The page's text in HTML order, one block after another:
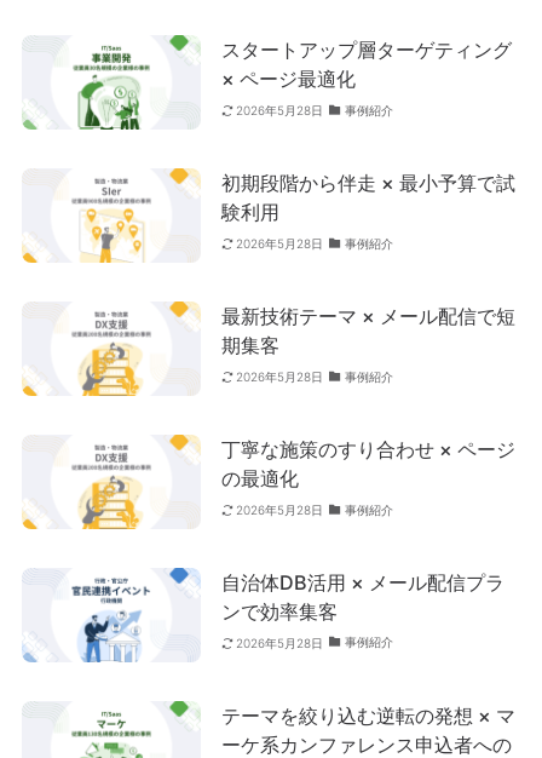
スタートアップ層ターゲティング
× ページ最適化
2026年5月28日 事例紹介
初期段階から伴走 × 最小予算で試
験利用
2026年5月28日 事例紹介
最新技術テーマ × メール配信で短
期集客
2026年5月28日 事例紹介
丁寧な施策のすり合わせ × ページ
の最適化
2026年5月28日 事例紹介
自治体DB活用 × メール配信プラ
ンで効率集客
2026年5月28日 事例紹介
テーマを絞り込む逆転の発想 × マ
ーケ系カンファレンス申込者への